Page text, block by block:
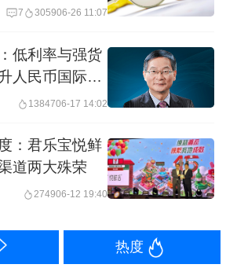
。此外，美国的创新能力
，其今年的经济状况也并
期的差。因此，即使经济
点性变化，我们也要认识
把握美元在世界的地位。
7 305906-26 11:07
低利率与强货
人民币国际投
铃型”策略
1384706-17 14:02
：君乐宝悦鲜
道两大殊荣
274906-12 19:40
热度